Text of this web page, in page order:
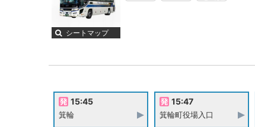
シートマップ
15:45
箕輪
15:47
箕輪町役場入口